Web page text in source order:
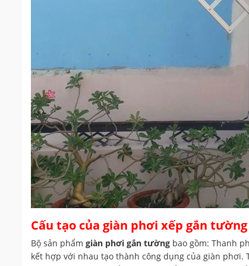
Cấu tạo của giàn phơi xếp gắn tường
Bộ sản phẩm giàn phơi gắn tường bao gồm: Thanh
kết hợp với nhau tạo thành công dụng của giàn phơi.